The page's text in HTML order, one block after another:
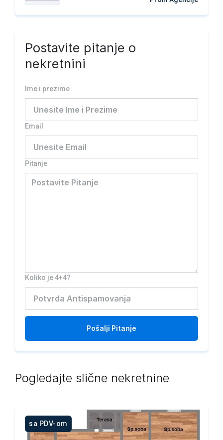
Postavite pitanje o
nekretnini
Ime i prezime
Email
Pitanje
Koliko je 4+4?
Pošalji Pitanje
Pogledajte slične nekretnine
sa PDV-om